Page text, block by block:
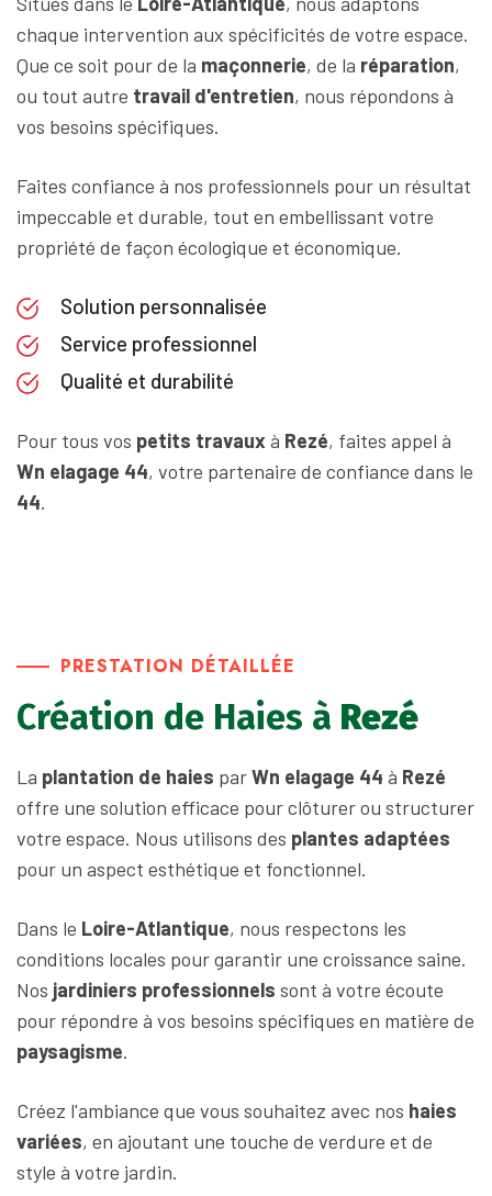
chaque intervention aux spécificités de votre espace.
Que ce soit pour de la maçonnerie, de la réparation,
ou tout autre travail d'entretien, nous répondons à
vos besoins spécifiques.
Faites confiance à nos professionnels pour un résultat
impeccable et durable, tout en embellissant votre
propriété de façon écologique et économique.
Solution personnalisée
Service professionnel
Qualité et durabilité
Pour tous vos petits travaux à Rezé, faites appel à
Wn elagage 44, votre partenaire de confiance dans le
44.
PRESTATION DÉTAILLÉE
Création de Haies à Rezé
La plantation de haies parWn elagage 44 à Rezé
offre une solution efficace pour clôturer ou structurer
votre espace. Nous utilisons des plantes adaptées
pour un aspect esthétique et fonctionnel.
Dans le Loire-Atlantique, nous respectons les
conditions locales pour garantir une croissance saine.
Nos jardiniers professionnels sont à votre écoute
pour répondre à vos besoins spécifiques en matière de
paysagisme.
Créez l'ambiance que vous souhaitez avec nos haies
variées, en ajoutant une touche de verdure et de
style à votre jardin.